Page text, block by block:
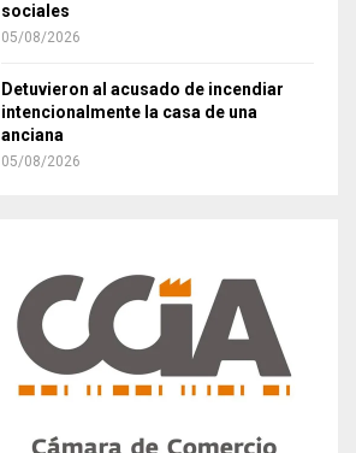
sociales
05/08/2026
Detuvieron al acusado de incendiar
intencionalmente la casa de una
anciana
05/08/2026